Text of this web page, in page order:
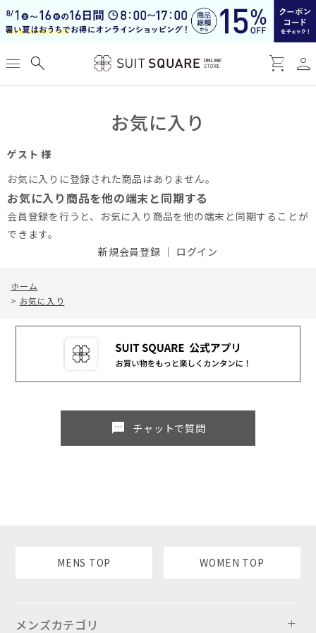
menu search shopping_cart person
お気に入り
ゲスト 様
お気に入りに登録された商品はありません。
お気に入り商品を他の端末と同期する
会員登録を行うと、お気に入り商品を他の端末と同期することが
できます。
新規会員登録 ｜ ログイン
ホーム
> お気に入り
sms チャットで質問
MENS TOP WOMEN TOP
メンズカテゴリ